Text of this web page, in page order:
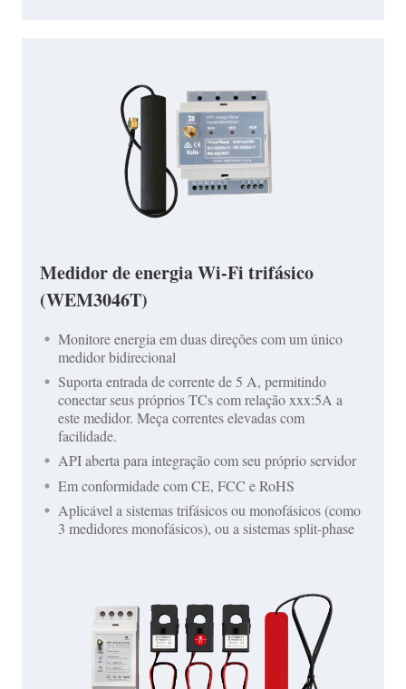
Medidor de energia Wi-Fi trifásico
(WEM3046T)
Monitore energia em duas direções com um único
medidor bidirecional
Suporta entrada de corrente de 5 A, permitindo
conectar seus próprios TCs com relação xxx:5A a
este medidor. Meça correntes elevadas com
facilidade.
API aberta para integração com seu próprio servidor
Em conformidade com CE, FCC e RoHS
Aplicável a sistemas trifásicos ou monofásicos (como
3 medidores monofásicos), ou a sistemas split-phase